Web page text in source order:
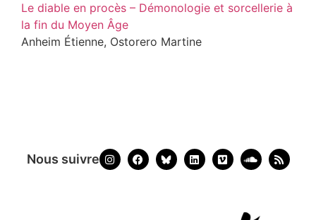
Le diable en procès – Démonologie et sorcellerie à
la fin du Moyen Âge
Anheim Étienne, Ostorero Martine
Nous suivre